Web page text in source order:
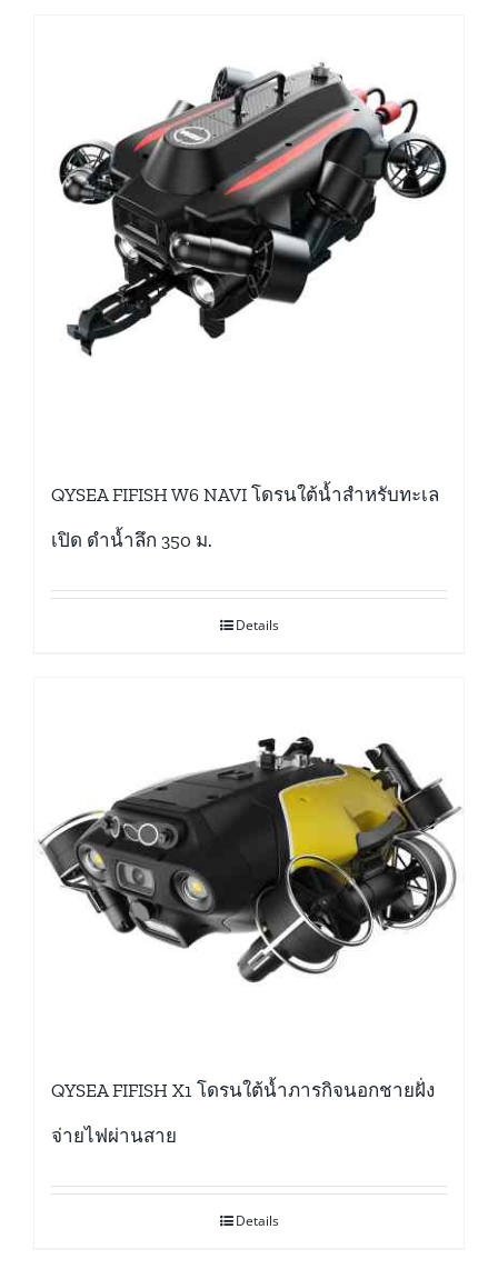
QYSEA FIFISH W6 NAVI โดรนใต้น้ำสำหรับทะเล
เปิด ดำน้ำลึก 350 ม.
Details
QYSEA FIFISH X1 โดรนใต้น้ำภารกิจนอกชายฝั่ง
จ่ายไฟผ่านสาย
Details